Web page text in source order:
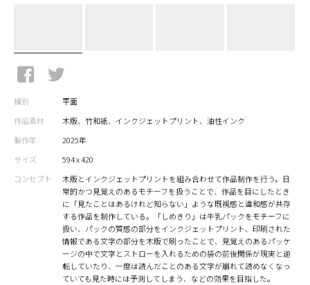
種別
平面
作品素材
木版、竹和紙、インクジェットプリント、油性インク
製作年
2025年
サイズ
594 x 420
コンセプト
木版とインクジェットプリントを組み合わせて作品制作を行う。日
常的かつ見覚えのあるモチーフを扱うことで、作品を目にしたとき
に「見たことはあるけれど知らない」ような既視感と違和感が共存
する作品を制作している。「しめきり」は牛乳パックをモチーフに
扱い、パックの質感の部分をインクジェットプリント、印刷された
情報である文字の部分を木版で刷ったことで、見覚えのあるパッケ
ージの中で文字とストローを入れるための袋の前後関係が現実と逆
転していたり、一度は読んだことのある文字が崩れて読めなくなっ
ていても見た時には予測してしまう、などの効果を目指した。